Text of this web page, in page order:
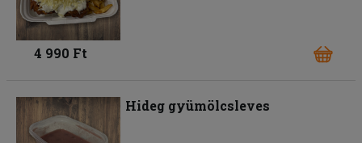
4 990 Ft
Hideg gyümölcsleves